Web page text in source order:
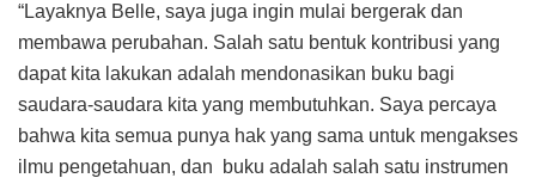
“Layaknya Belle, saya juga ingin mulai bergerak dan
membawa perubahan. Salah satu bentuk kontribusi yang
dapat kita lakukan adalah mendonasikan buku bagi
saudara-saudara kita yang membutuhkan. Saya percaya
bahwa kita semua punya hak yang sama untuk mengakses
ilmu pengetahuan, dan buku adalah salah satu instrumen